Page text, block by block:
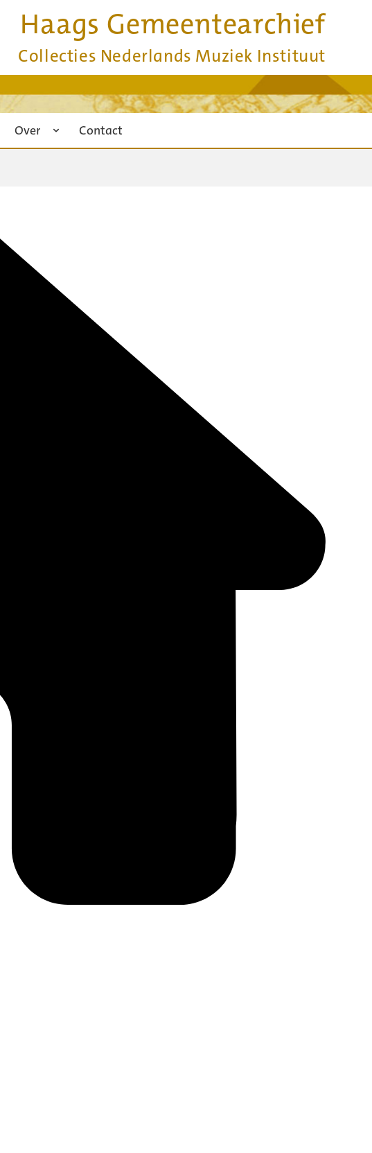
Haags Gemeentearchief
Collecties Nederlands Muziek Instituut
Over Contact